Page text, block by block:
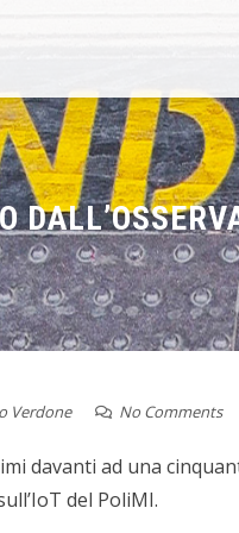
Verdone No Comments
davanti ad una
del PoliMI.